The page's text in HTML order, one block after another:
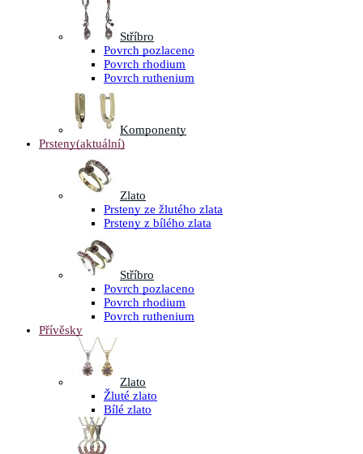
Stříbro
Povrch pozlaceno
Povrch rhodium
Povrch ruthenium
Komponenty
Prsteny(aktuální)
Zlato
Prsteny ze žlutého zlata
Prsteny z bílého zlata
Stříbro
Povrch pozlaceno
Povrch rhodium
Povrch ruthenium
Přívěsky
Zlato
Žluté zlato
Bílé zlato